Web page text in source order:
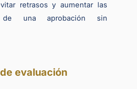
retrasos y aumentar las
de una aprobación sin
evaluación